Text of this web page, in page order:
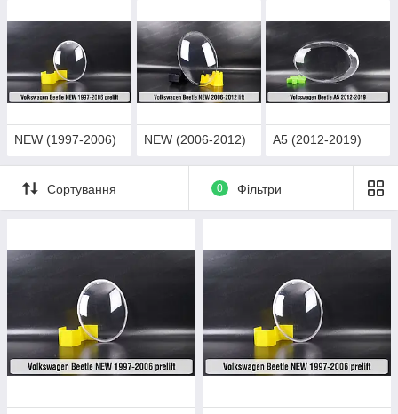
NEW (1997-2006) NEW (2006-2012) A5 (2012-2019)
Сортування 0 Фільтри